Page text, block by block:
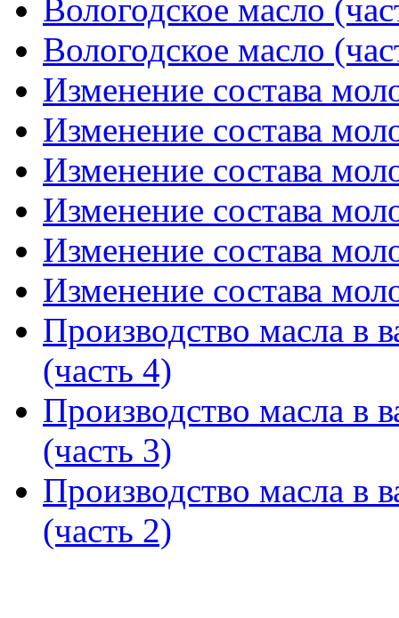
Вологодское масло
Вологодское масло
Изменение состава
Изменение состава
Изменение состава
Изменение состава
Изменение состава
Изменение состава
Производство масла в
(часть 4)
Производство масла в
(часть 3)
Производство масла в
(часть 2)